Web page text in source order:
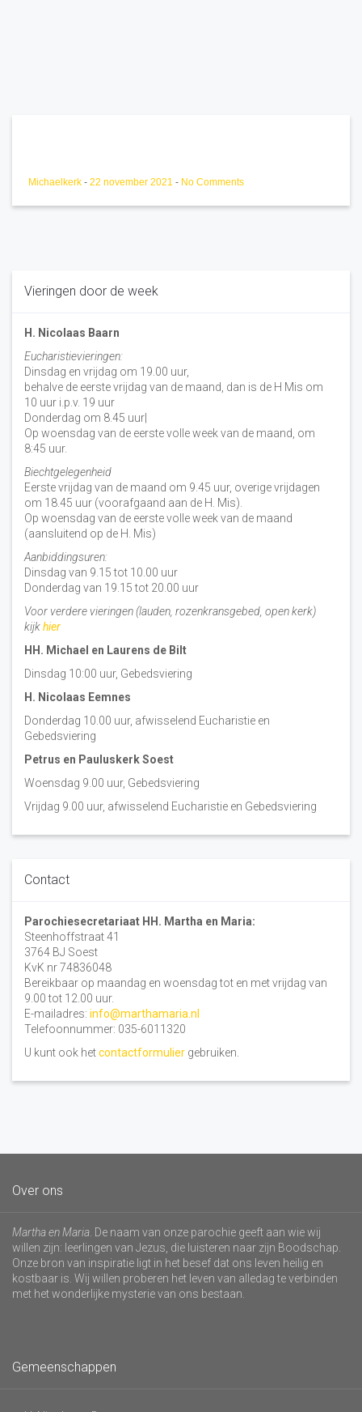
Michaelkerk - 22 november 2021 - No Comments
Vieringen door de week
H. Nicolaas Baarn
Eucharistievieringen:
Dinsdag en vrijdag om 19.00 uur,
behalve de eerste vrijdag van de maand, dan is de H Mis om
10 uur i.p.v. 19 uur
Donderdag om 8.45 uur|
Op woensdag van de eerste volle week van de maand, om
8:45 uur.
Biechtgelegenheid
Eerste vrijdag van de maand om 9.45 uur, overige vrijdagen
om 18.45 uur (voorafgaand aan de H. Mis).
Op woensdag van de eerste volle week van de maand
(aansluitend op de H. Mis)
Aanbiddingsuren:
Dinsdag van 9.15 tot 10.00 uur
Donderdag van 19.15 tot 20.00 uur
Voor verdere vieringen (lauden, rozenkransgebed, open kerk)
kijkhier
HH. Michael en Laurens de Bilt
Dinsdag 10:00 uur, Gebedsviering
H. Nicolaas Eemnes
Donderdag 10.00 uur, afwisselend Eucharistie en
Gebedsviering
Petrus en Pauluskerk Soest
Woensdag 9.00 uur, Gebedsviering
Vrijdag 9.00 uur, afwisselend Eucharistie en Gebedsviering
Contact
Parochiesecretariaat HH. Martha en Maria:
Steenhoffstraat 41
3764 BJ Soest
KvK nr 74836048
Bereikbaar op maandag en woensdag tot en met vrijdag van
9.00 tot 12.00 uur.
E-mailadres: info@marthamaria.nl
Telefoonnummer: 035-6011320
U kunt ook hetcontactformulier gebruiken.
Over ons
Martha en Maria . De naam van onze parochie geeft aan wie wij
willen zijn: leerlingen van Jezus, die luisteren naar zijn Boodschap.
Onze bron van inspiratie ligt in het besef dat ons leven heilig en
kostbaar is. Wij willen proberen het leven van alledag te verbinden
met het wonderlijke mysterie van ons bestaan.
Gemeenschappen